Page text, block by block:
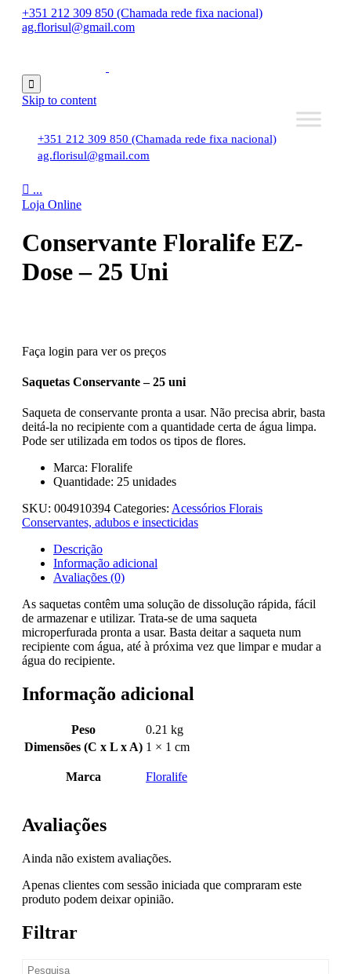
+351 212 309 850 (Chamada rede fixa nacional)
ag.florisul@gmail.com

Skip to content
+351 212 309 850 (Chamada rede fixa nacional)
ag.florisul@gmail.com
 ...
Loja Online
Conservante Floralife EZ-
Dose – 25 Uni
Faça login para ver os preços
Saquetas Conservante – 25 uni
Saqueta de conservante pronta a usar. Não precisa abrir, basta
deitá-la no recipiente com a quantidade certa de água limpa.
Pode ser utilizada em todos os tipos de flores.
Marca: Floralife
Quantidade: 25 unidades
SKU: 004910394 Categories: Acessórios Florais
Conservantes, adubos e insecticidas
Descrição
Informação adicional
Avaliações (0)
As saquetas contêm uma solução de dissolução rápida, fácil
de armazenar e utilizar. Trata-se de uma saqueta
microperfurada pronta a usar. Basta deitar a saqueta num
recipiente com água, até à próxima vez que limpar e mudar a
água do recipiente.
Informação adicional
Peso
0.21 kg
Dimensões (C x L x A) 1 × 1 cm
Marca Floralife
Avaliações
Ainda não existem avaliações.
Apenas clientes com sessão iniciada que compraram este
produto podem deixar opinião.
Filtrar